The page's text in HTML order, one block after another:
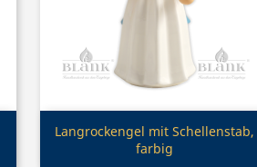
Vorschau
Langrockengel mit Schellenstab,
farbig